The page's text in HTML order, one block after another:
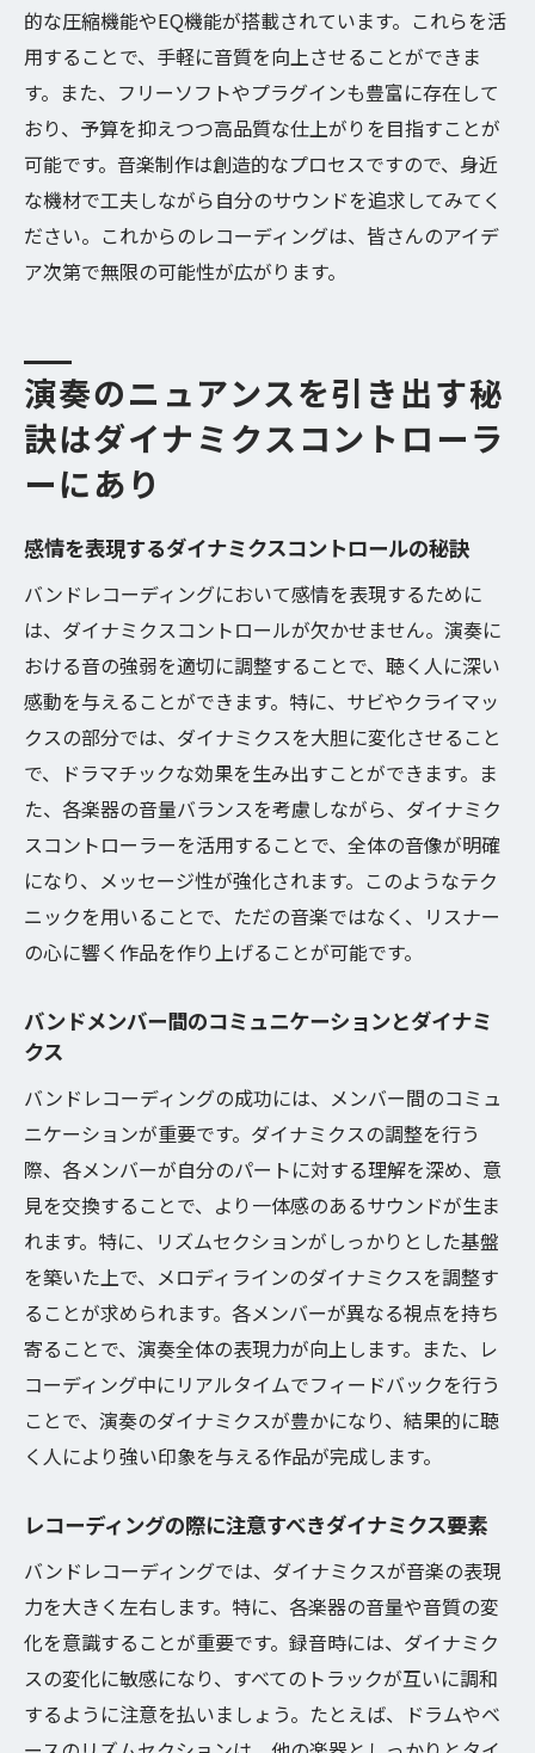
的な圧縮機能やEQ機能が搭載されています。これらを活
用することで、手軽に音質を向上させることができま
す。また、フリーソフトやプラグインも豊富に存在して
おり、予算を抑えつつ高品質な仕上がりを目指すことが
可能です。音楽制作は創造的なプロセスですので、身近
な機材で工夫しながら自分のサウンドを追求してみてく
ださい。これからのレコーディングは、皆さんのアイデ
ア次第で無限の可能性が広がります。
演奏のニュアンスを引き出す秘
訣はダイナミクスコントローラ
ーにあり
感情を表現するダイナミクスコントロールの秘訣
バンドレコーディングにおいて感情を表現するために
は、ダイナミクスコントロールが欠かせません。演奏に
おける音の強弱を適切に調整することで、聴く人に深い
感動を与えることができます。特に、サビやクライマッ
クスの部分では、ダイナミクスを大胆に変化させること
で、ドラマチックな効果を生み出すことができます。ま
た、各楽器の音量バランスを考慮しながら、ダイナミク
スコントローラーを活用することで、全体の音像が明確
になり、メッセージ性が強化されます。このようなテク
ニックを用いることで、ただの音楽ではなく、リスナー
の心に響く作品を作り上げることが可能です。
バンドメンバー間のコミュニケーションとダイナミ
クス
バンドレコーディングの成功には、メンバー間のコミュ
ニケーションが重要です。ダイナミクスの調整を行う
際、各メンバーが自分のパートに対する理解を深め、意
見を交換することで、より一体感のあるサウンドが生ま
れます。特に、リズムセクションがしっかりとした基盤
を築いた上で、メロディラインのダイナミクスを調整す
ることが求められます。各メンバーが異なる視点を持ち
寄ることで、演奏全体の表現力が向上します。また、レ
コーディング中にリアルタイムでフィードバックを行う
ことで、演奏のダイナミクスが豊かになり、結果的に聴
く人により強い印象を与える作品が完成します。
レコーディングの際に注意すべきダイナミクス要素
バンドレコーディングでは、ダイナミクスが音楽の表現
力を大きく左右します。特に、各楽器の音量や音質の変
化を意識することが重要です。録音時には、ダイナミク
スの変化に敏感になり、すべてのトラックが互いに調和
するように注意を払いましょう。たとえば、ドラムやベ